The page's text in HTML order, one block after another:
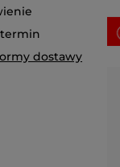
dostawy